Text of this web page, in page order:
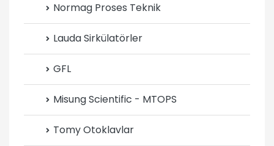
Normag Proses Teknik
Lauda Sirkülatörler
GFL
Misung Scientific - MTOPS
Tomy Otoklavlar